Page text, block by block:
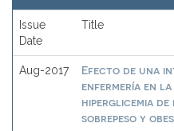
Issue
Date
Title
Aug-2017
Efecto de una
enfermería en
hiperglicemia
sobrepeso y